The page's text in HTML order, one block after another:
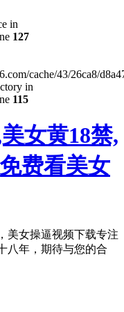
in
127
cache/43/26ca8/
in
115
女黄18禁,
费看美女
美女操逼视频下载专注
八年，期待与您的合